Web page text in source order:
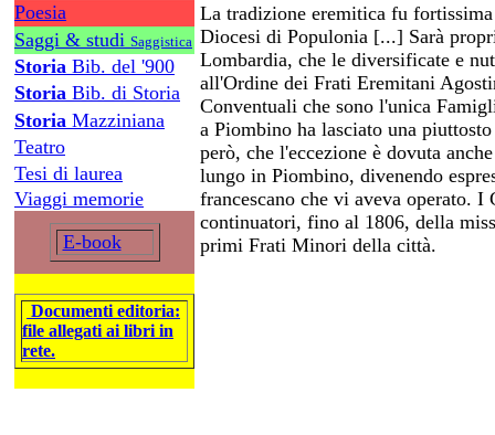
Poesia
Saggi & studi Saggistica
Storia Bib. del '900
Storia Bib. di Storia
Storia Mazziniana
Teatro
Tesi di laurea
Viaggi memorie
E-book
Documenti editoria:
file allegati ai libri in
rete.
La tradizione eremitica fu
Diocesi di Populonia [...] Sarà
Lombardia, che le diversificate e
all'Ordine dei Frati Eremitani
Conventuali che sono l'unica
a Piombino ha lasciato una
però, che l'eccezione è dovuta
lungo in Piombino, divenendo
francescano che vi aveva operato.
continuatori, fino al 1806, della
primi Frati Minori della città.